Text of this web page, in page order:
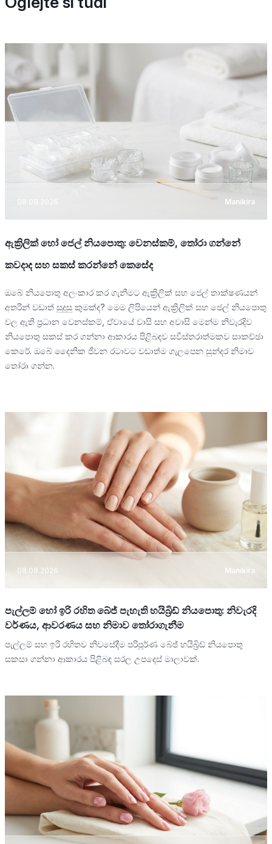
Manikira
ඇක්‍රිලික් හෝ ජෙල් නියපොතු: වෙනස්කම්, තෝරා ගන්නේ
කවදාද සහ සකස් කරන්නේ කෙසේද
ඔබේ නියපොතු අලංකාර කර ගැනීමට ඇක්‍රිලික් සහ ජෙල් තාක්ෂණයන්
අතරින් වඩාත් සුදුසු කුමක්ද? මෙම ලිපියෙන් ඇක්‍රිලික් සහ ජෙල් නියපොතු
වල ඇති ප්‍රධාන වෙනස්කම්, ඒවායේ වාසි සහ අවාසි මෙන්ම නිවැරදිව
නියපොතු සකස් කර ගන්නා ආකාරය පිළිබඳව සවිස්තරාත්මකව සාකච්ඡා
කෙරේ. ඔබේ දෛනික ජීවන රටාවට වඩාත්ම ගැලපෙන සුන්දර නිමාව
තෝරා ගන්න.
08.08.2026 Manikira
පැල්ලම් හෝ ඉරි රහිත බේජ් පැහැති හයිබ්‍රිඩ් නියපොතු: නිවැරදි
වර්ණය, ආවරණය සහ නිමාව තෝරාගැනීම
පැල්ලම් සහ ඉරි රහිතව නිවසේදීම පරිපූර්ණ බේජ් හයිබ්‍රිඩ් නියපොතු
සකසා ගන්නා ආකාරය පිළිබඳ සරල උපදෙස් මාලාවක්.